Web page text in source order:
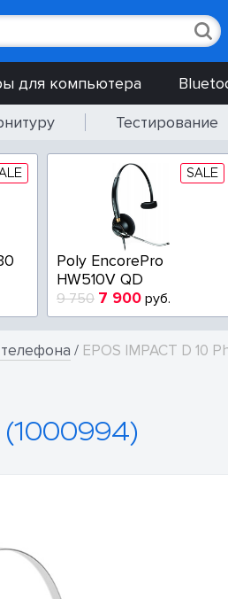
для компьютера
Тестирование
SALE
Poly EncorePro
HW510V QD
9 750 7 900 руб.
/ EPOS IMPACT D 10
(1000994)